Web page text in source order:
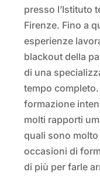
presso l’Istituto
Firenze. Fino a
esperienze
blackout della
di una
tempo
formazione
molti rapporti
quali sono
occasioni di
di più per farle